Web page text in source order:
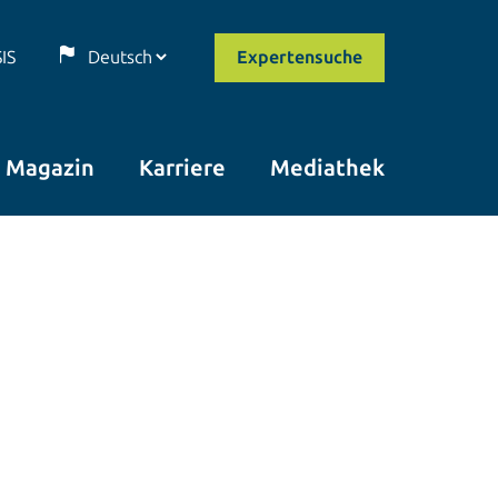
Expertensuche
Magazin Karriere Mediathek